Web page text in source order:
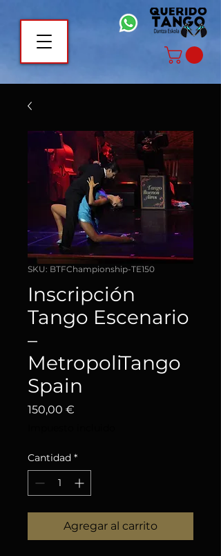
SKU: BTFChampionship-TE150
Inscripción
Tango Escenario
–
MetropoliTango
Spain
150,00 €
Cantidad *
Agregar al carrito